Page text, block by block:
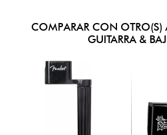
COMPARAR CON OTRO(S)
GUITARRA &